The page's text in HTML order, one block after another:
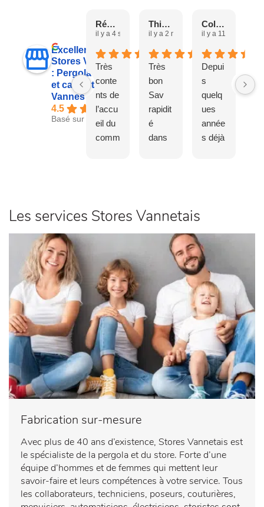
Excellent
Stores Vannetais
: Pergolas, stores
et carports à
Vannes
4.5
Basé sur 62 avis
Régine E.
il y a 4 semaines
Très
conte
nts de
l’accu
eil du
comm
toutes
nos
questi
Ravis
de
l’effica
cité
des
poseu
rs.
Nous
avons
const
défaut
tissu
après
conta
Thierry G.
il y a 2 mois
Très
bon
Sav
rapidit
é
dans
Colombel Jean Y.
il y a 11 mois
Depui
s
quelq
ues
année
s déjà
entrep
rise
qui a
toujou
rs su
répon
dre à
nos
attent
es.
Nous
avons
cié la
qualité
des
matéri
Les services Stores Vannetais
Fabrication sur-mesure
Avec plus de 40 ans d’existence, Stores Vannetais est
le spécialiste de la pergola et du store. Forte d’une
équipe d’hommes et de femmes qui mettent leur
savoir-faire et leurs compétences à votre service. Tous
les collaborateurs, techniciens, poseurs, couturières,